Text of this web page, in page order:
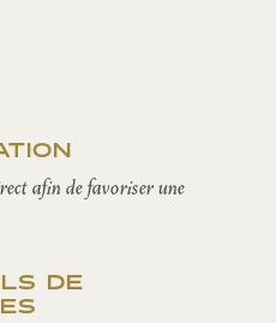
afin de favoriser une
DE